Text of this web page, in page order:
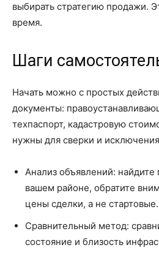
выбирать стратегию продажи.
время.
Шаги
Начать можно с простых
документы:
техпаспорт, кадастровую
нужны для сверки и
Анализ объявлений:
вашем районе, обратите
цены сделки, а не стартовые.
Сравнительный метод:
состояние и близость